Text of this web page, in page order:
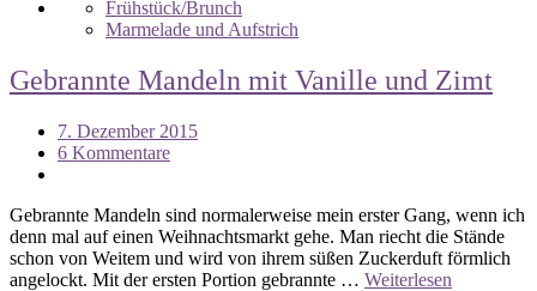
Frühstück/Brunch
Marmelade und Aufstrich
Gebrannte Mandeln mit Vanille und Zimt
7. Dezember 2015
6 Kommentare
Gebrannte Mandeln sind normalerweise mein erster Gang, wenn ich
denn mal auf einen Weihnachtsmarkt gehe. Man riecht die Stände
schon von Weitem und wird von ihrem süßen Zuckerduft förmlich
angelockt. Mit der ersten Portion gebrannte … Weiterlesen